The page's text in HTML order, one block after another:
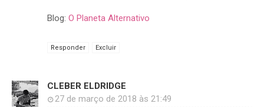
Blog: O Planeta Alternativo
Responder Excluir
CLEBER ELDRIDGE
27 de março de 2018 às 21:49